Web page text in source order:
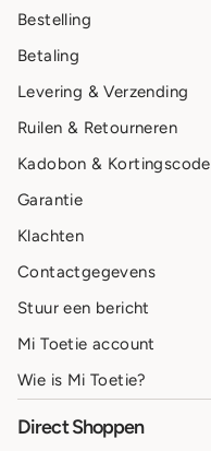
Bestelling
Betaling
Levering & Verzending
Ruilen & Retourneren
Kadobon & Kortingscode
Garantie
Klachten
Contactgegevens
Stuur een bericht
Mi Toetie account
Wie is Mi Toetie?
Direct Shoppen